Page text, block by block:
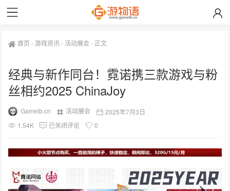
首页 -游戏资讯-活动展会- 正文
经典与新作同台！霓诺携三款游戏与粉
丝相约2025 ChinaJoy
Gameib.cn 活动展会
2025年7月3日
1.54K
已关闭评论 0